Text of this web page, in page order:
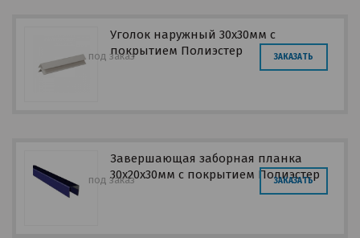
Уголок наружный 30х30мм с
покрытием Полиэстер
под заказ ЗАКАЗАТЬ
Завершающая заборная планка
30х20х30мм с покрытием Полиэстер
под заказ ЗАКАЗАТЬ